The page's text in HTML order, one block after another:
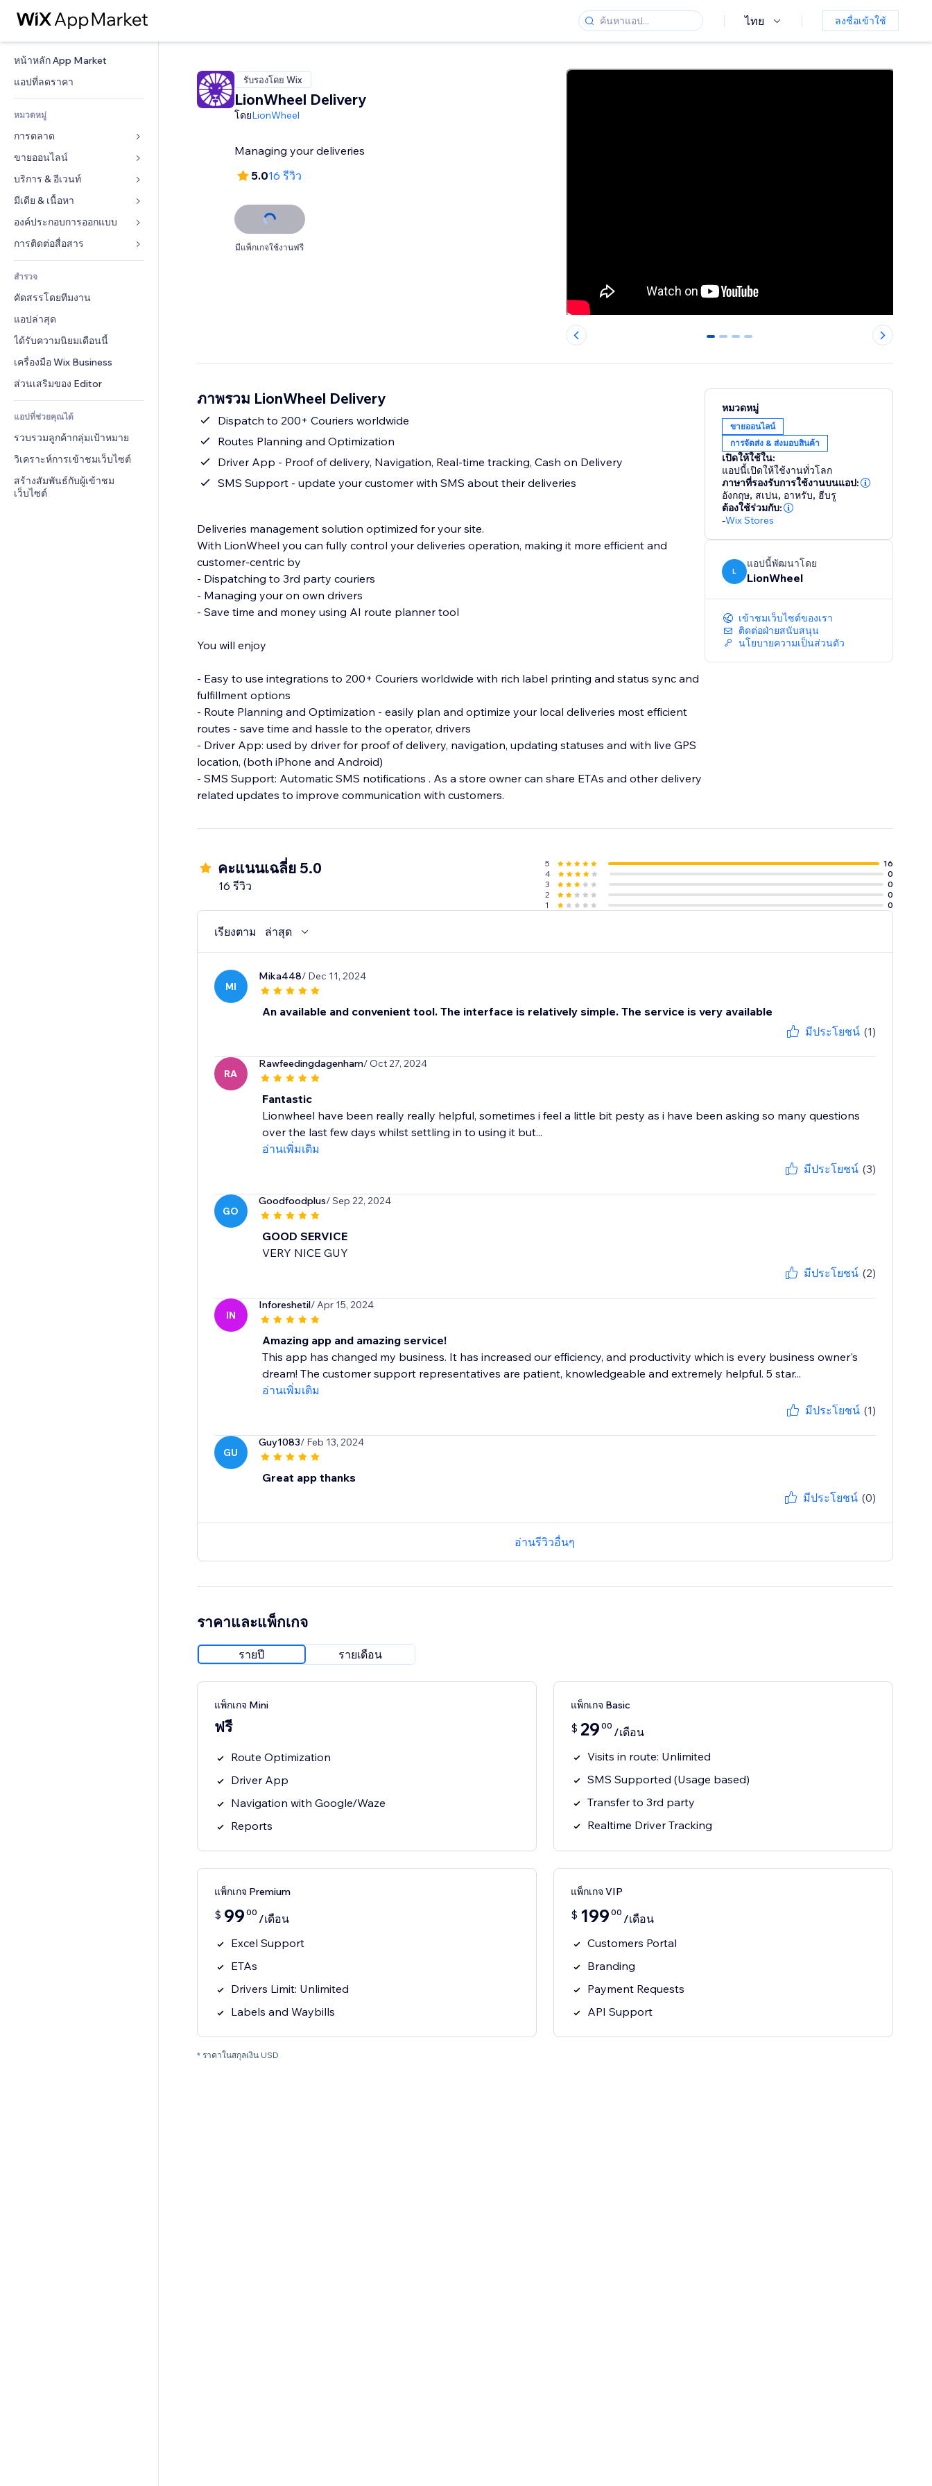
ไทย ลงชื่อเข้าใช้
หน้าหลัก App Market
แอปที่ลดราคา
หมวดหมู่
การตลาด
โฆษณา
โทรศัพท์มือถือ
บทวิเคราะห์
โซเชียล
ทำอันดับเว็บไซต์
อีเมล
ขายออนไลน์
แอปสำหรับร้านค้า
การจัดส่ง & ส่งมอบสินค้า
ปุ่มการจำหน่าย
คอร์สออนไลน์
บัญชี
คูปอง & ความภักดีในแบรนด์
โซลูชันคลังสินค้า
การดรอปชิป
(Crowdfunding)
อาหาร & เครื่องดื่ม
บริการ & อีเวนท์
โรงแรม
อีเวนท์
ร้านอาหาร
อสังหาริมทรัพย์
การจอง
มีเดีย & เนื้อหา
แกลเลอรี
เพลง
พอดแคสต์
การถ่ายภาพ
วิดีโอ
PDF
การแชร์ไฟล์
ข่าว
องค์ประกอบการออกแบบ
แผนที่  & การนำทาง
ส่วนบุคคล & ความปลอดภัย
นาฬิกา
เทมเพลตเพจ
เอฟเฟกต์รูปภาพ
ปุ่ม & เมนู
แบนเนอร์ & สัญลักษณ์
เครื่องคำนวน
ค้นหา
อากาศ
แผนภูมิ & ตาราง
แบบฟอร์ม
แบบสำรวจ
แชต
หมายเหตุ
โทรศัพท์
ชุมชน
รีวิว & การรับรอง
CRM
สำรวจ
คัดสรรโดยทีมงาน
แอปล่าสุด
ได้รับความนิยมเดือนนี้
เครื่องมือ Wix Business
ส่วนเสริมของ Editor
แอปที่ช่วยคุณได้
รวบรวมลูกค้ากลุ่มเป้าหมาย
วิเคราะห์การเข้าชมเว็บไซต์
สร้างสัมพันธ์กับผู้เข้าชม
เว็บไซต์
รับรองโดย Wix
LionWheel Delivery
โดยLionWheel
Managing your deliveries
5.016 รีวิว
มีแพ็กเกจใช้งานฟรี
0 1 2 3
ภาพรวม LionWheel Delivery
Dispatch to 200+ Couriers worldwide
Routes Planning and Optimization
Driver App - Proof of delivery, Navigation, Real-time tracking, Cash on Delivery
SMS Support - update your customer with SMS about their deliveries
Deliveries management solution optimized for your site.
With LionWheel you can fully control your deliveries operation, making it more efficient and
customer-centric by
- Dispatching to 3rd party couriers
- Managing your on own drivers
- Save time and money using AI route planner tool
You will enjoy
- Easy to use integrations to 200+ Couriers worldwide with rich label printing and status sync and
fulfillment options
- Route Planning and Optimization - easily plan and optimize your local deliveries most efficient
routes - save time and hassle to the operator, drivers
- Driver App: used by driver for proof of delivery, navigation, updating statuses and with live GPS
location, (both iPhone and Android)
- SMS Support: Automatic SMS notifications . As a store owner can share ETAs and other delivery
หมวดหมู่
ขายออนไลน์
การจัดส่ง & ส่งมอบสินค้า
เปิดให้ใช้ใน:
แอปนี้เปิดให้ใช้งานทั่วโลก
ภาษาที่รองรับการใช้งานบนแอป:
อังกฤษ, สเปน, อาหรับ, ฮีบรู
ต้องใช้ร่วมกับ:
-Wix Stores
L
แอปนี้พัฒนาโดย
LionWheel
เข้าชมเว็บไซต์ของเรา
ติดต่อฝ่ายสนับสนุน
นโยบายความเป็นส่วนตัว
คะแนนเฉลี่ย 5.0
16 รีวิว
5
16
4
0
3
0
2
0
1
0
เรียงตาม ล่าสุด
MI
Mika448/ Dec 11, 2024
An available and convenient tool. The interface is relatively simple. The service is very available
มีประโยชน์ (1)
RA
Rawfeedingdagenham/ Oct 27, 2024
Fantastic
Lionwheel have been really really helpful, sometimes i feel a little bit pesty as i have been asking so many questions
over the last few days whilst settling in to using it but...
อ่านเพิ่มเติม
มีประโยชน์ (3)
GO
Goodfoodplus/ Sep 22, 2024
GOOD SERVICE
VERY NICE GUY
มีประโยชน์ (2)
IN
Inforeshetil/ Apr 15, 2024
Amazing app and amazing service!
This app has changed my business. It has increased our efficiency, and productivity which is every business owner's
dream! The customer support representatives are patient, knowledgeable and extremely helpful. 5 star...
อ่านเพิ่มเติม
มีประโยชน์ (1)
GU
Guy1083/ Feb 13, 2024
Great app thanks
มีประโยชน์ (0)
อ่านรีวิวอื่นๆ
ราคาและแพ็กเกจ
รายปี รายเดือน
แพ็กเกจ Mini
ฟรี
Route Optimization
Driver App
Navigation with Google/Waze
Reports
แพ็กเกจ Basic
$ 29 00 /เดือน
Visits in route: Unlimited
SMS Supported (Usage based)
Transfer to 3rd party
Realtime Driver Tracking
แพ็กเกจ Premium
$ 99 00 /เดือน
Excel Support
ETAs
Drivers Limit: Unlimited
Labels and Waybills
แพ็กเกจ VIP
$ 199 00 /เดือน
Customers Portal
Branding
Payment Requests
API Support
* ราคาในสกุลเงิน USD